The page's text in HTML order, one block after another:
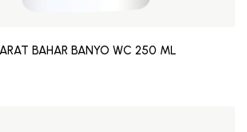
BAHAR BANYO WC 250 ML